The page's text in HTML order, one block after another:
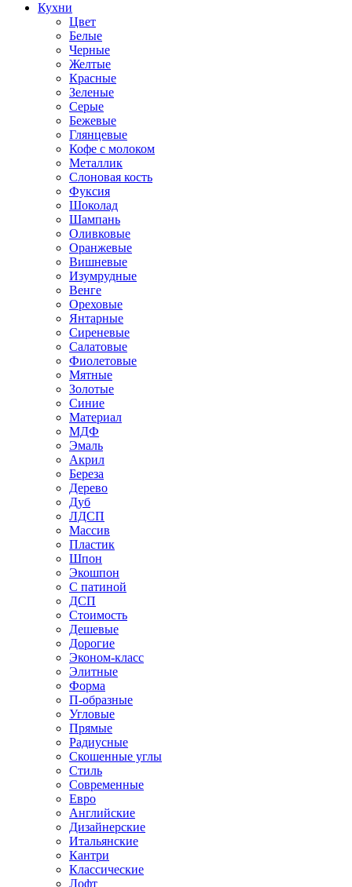
Кухни
Цвет
Белые
Черные
Желтые
Красные
Зеленые
Серые
Бежевые
Глянцевые
Кофе с молоком
Металлик
Слоновая кость
Фуксия
Шоколад
Шампань
Оливковые
Оранжевые
Вишневые
Изумрудные
Венге
Ореховые
Янтарные
Сиреневые
Салатовые
Фиолетовые
Мятные
Золотые
Синие
Материал
МДФ
Эмаль
Акрил
Береза
Дерево
Дуб
ЛДСП
Массив
Пластик
Шпон
Экошпон
С патиной
ДСП
Стоимость
Дешевые
Дорогие
Эконом-класс
Элитные
Форма
П-образные
Угловые
Прямые
Радиусные
Скошенные углы
Стиль
Современные
Евро
Английские
Дизайнерские
Итальянские
Кантри
Классические
Лофт